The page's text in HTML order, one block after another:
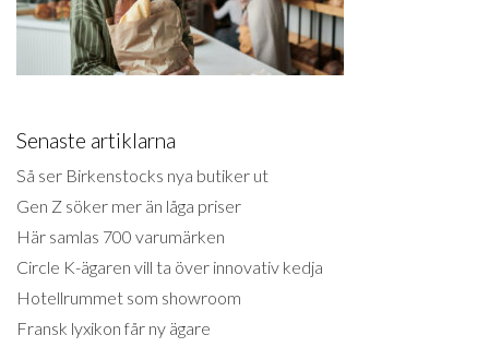
Senaste artiklarna
Så ser Birkenstocks nya butiker ut
Gen Z söker mer än låga priser
Här samlas 700 varumärken
Circle K-ägaren vill ta över innovativ kedja
Hotellrummet som showroom
Fransk lyxikon får ny ägare